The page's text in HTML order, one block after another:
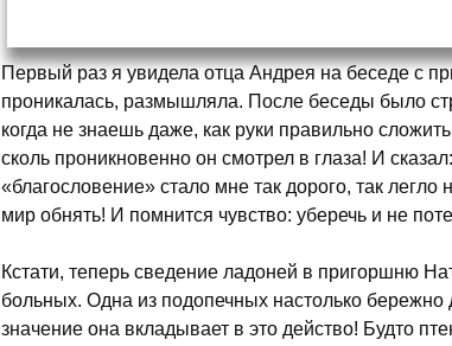
Первый раз я увидела отца Андрея на беседе с
проникалась, размышляла. После беседы было
когда не знаешь даже, как руки правильно
сколь проникновенно он смотрел в глаза! И
«благословение» стало мне так дорого, так
мир обнять! И помнится чувство: уберечь и не
Кстати, теперь сведение ладоней в пригоршню
больных. Одна из подопечных настолько бережно
значение она вкладывает в это действо! Будто